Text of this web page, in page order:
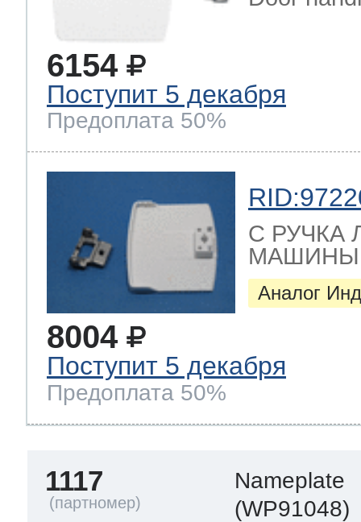
6154
Поступит 5 декабря
Предоплата 50%
C
МАШИНЫ
Аналог
8004
Поступит 5 декабря
Предоплата 50%
1117
Nameplate
(WP91048)